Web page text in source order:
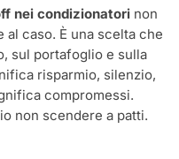
nei condizionatori non
caso. È una scelta che
sul portafoglio e sulla
risparmio, silenzio,
compromessi.
non scendere a patti.